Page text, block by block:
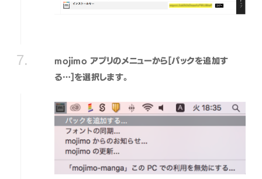
mojimo アプリのメニューから[パックを追加す
る…]を選択します。